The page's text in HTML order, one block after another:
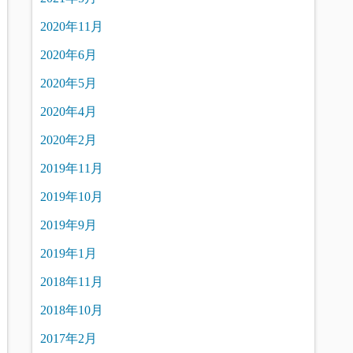
2020年11月
2020年6月
2020年5月
2020年4月
2020年2月
2019年11月
2019年10月
2019年9月
2019年1月
2018年11月
2018年10月
2017年2月